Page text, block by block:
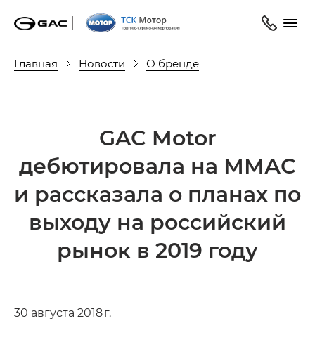
Главная Новости О бренде
GAC Motor
дебютировала на ММАС
и рассказала о планах по
выходу на российский
рынок в 2019 году
30 августа 2018 г.